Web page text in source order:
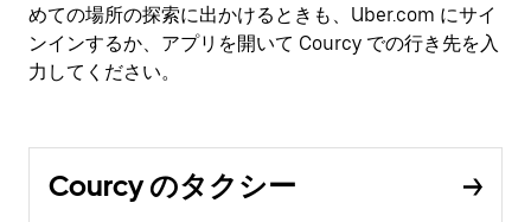
めての場所の探索に出かけるときも、Uber.com にサイ
ンインするか、アプリを開いて Courcy での行き先を入
力してください。
Courcy のタクシー